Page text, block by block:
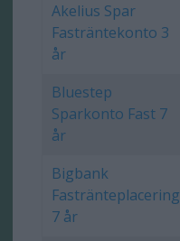
Akelius Spar
Fasträntekonto 3
år
Bluestep
Sparkonto Fast 7
år
Bigbank
Fastränteplacering
7 år